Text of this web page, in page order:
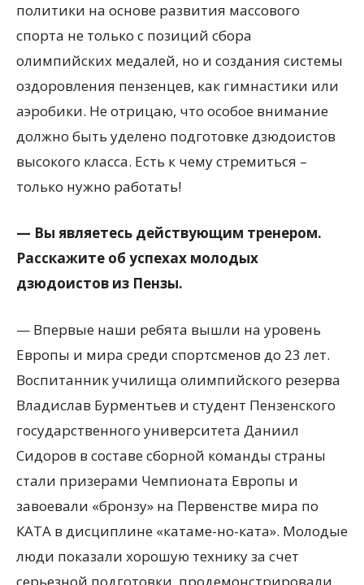
политики на основе развития массового
спорта не только с позиций сбора
олимпийских медалей, но и создания системы
оздоровления пензенцев, как гимнастики или
аэробики. Не отрицаю, что особое внимание
должно быть уделено подготовке дзюдоистов
высокого класса. Есть к чему стремиться –
только нужно работать!
— Вы являетесь действующим тренером.
Расскажите об успехах молодых
дзюдоистов из Пензы.
— Впервые наши ребята вышли на уровень
Европы и мира среди спортсменов до 23 лет.
Воспитанник училища олимпийского резерва
Владислав Бурментьев и студент Пензенского
государственного университета Даниил
Сидоров в составе сборной команды страны
стали призерами Чемпионата Европы и
завоевали «бронзу» на Первенстве мира по
КАТА в дисциплине «катаме-но-ката». Молодые
люди показали хорошую технику за счет